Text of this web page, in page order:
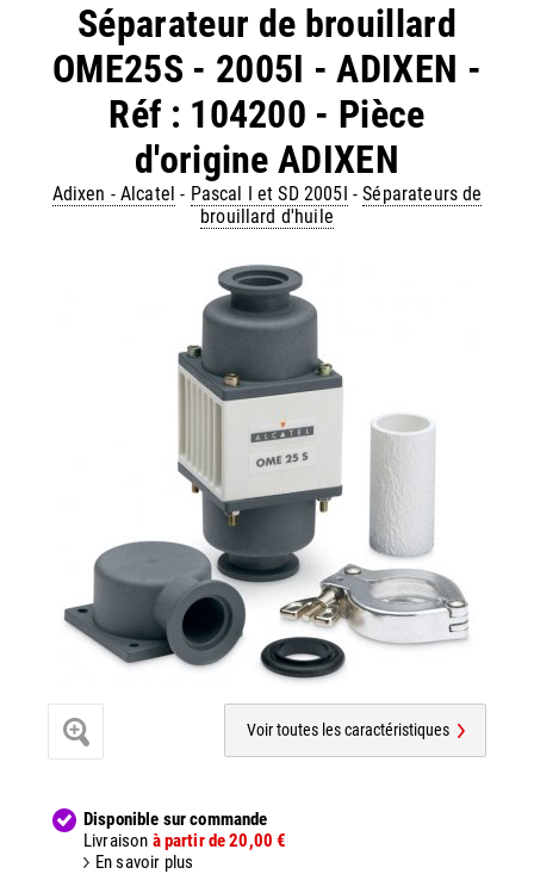
Séparateur de brouillard
OME25S - 2005I - ADIXEN -
Réf : 104200 - Pièce
d'origine ADIXEN
Adixen - Alcatel - Pascal I et SD 2005I -Séparateurs de
brouillard d'huile
Voir toutes les caractéristiques
Disponible sur commande
Livraison à partir de 20,00 €
En savoir plus